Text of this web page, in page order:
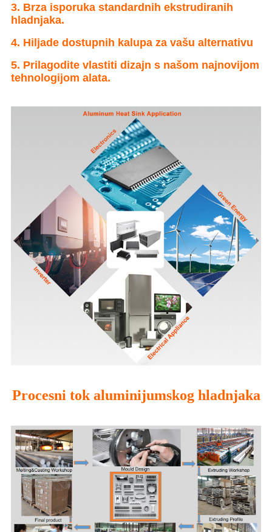
3. Brza isporuka standardnih ekstrudiranih
hladnjaka.
4. Hiljade dostupnih kalupa za vašu alternativu
5. Prilagodite vlastiti dizajn s našom najnovijom
tehnologijom alata.
Procesni tok aluminijumskog hladnjaka